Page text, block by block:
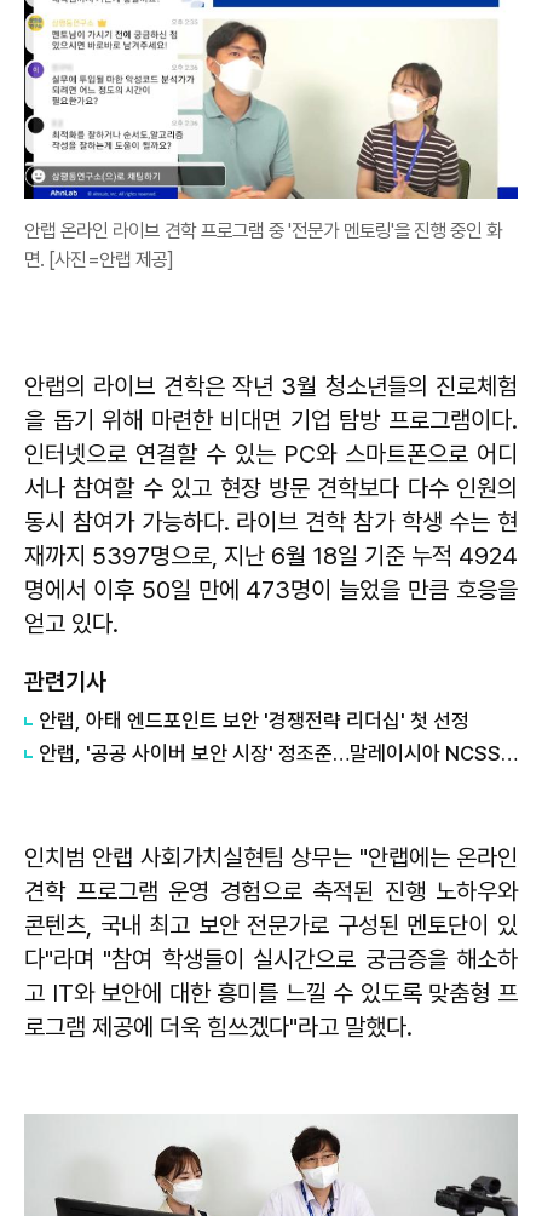
안랩 온라인 라이브 견학 프로그램 중 '전문가 멘토링'을 진행 중인 화
면. [사진=안랩 제공]
안랩의 라이브 견학은 작년 3월 청소년들의 진로체험
을 돕기 위해 마련한 비대면 기업 탐방 프로그램이다.
인터넷으로 연결할 수 있는 PC와 스마트폰으로 어디
서나 참여할 수 있고 현장 방문 견학보다 다수 인원의
동시 참여가 가능하다. 라이브 견학 참가 학생 수는 현
재까지 5397명으로, 지난 6월 18일 기준 누적 4924
명에서 이후 50일 만에 473명이 늘었을 만큼 호응을
얻고 있다.
관련기사
안랩, 아태 엔드포인트 보안 '경쟁전략 리더십' 첫 선정
안랩, '공공 사이버 보안 시장' 정조준…말레이시아 NCSS 2026 참가
인치범 안랩 사회가치실현팀 상무는 "안랩에는 온라인
견학 프로그램 운영 경험으로 축적된 진행 노하우와
콘텐츠, 국내 최고 보안 전문가로 구성된 멘토단이 있
다"라며 "참여 학생들이 실시간으로 궁금증을 해소하
고 IT와 보안에 대한 흥미를 느낄 수 있도록 맞춤형 프
로그램 제공에 더욱 힘쓰겠다"라고 말했다.